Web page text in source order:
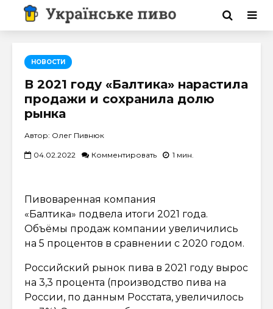
НОВОСТИ
В 2021 году «Балтика» нарастила
продажи и сохранила долю
рынка
Автор: Олег Пивнюк
04.02.2022 Комментировать 1 мин.
Пивоваренная компания
«Балтика» подвела итоги 2021 года.
Объёмы продаж компании увеличились
на 5 процентов в сравнении с 2020 годом.
Российский рынок пива в 2021 году вырос
на 3,3 процента (производство пива на
России, по данным Росстата, увеличилось